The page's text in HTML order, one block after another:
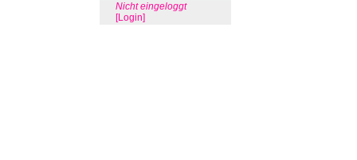
Nicht eingeloggt
[Login]